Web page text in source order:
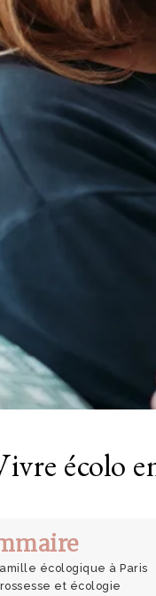
écolo
écologique à Paris
et écologie